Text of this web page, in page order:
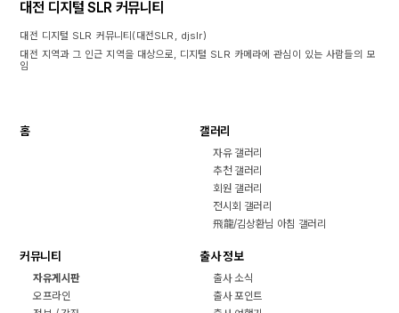
대전 디지털 SLR 커뮤니티
대전 디지털 SLR 커뮤니티(대전SLR, djslr)
대전 지역과 그 인근 지역을 대상으로, 디지털 SLR 카메라에 관심이 있는 사람들의 모
임
홈 갤러리
자유 갤러리
추천 갤러리
회원 갤러리
전시회 갤러리
飛龍/김상환님 아침 갤러리
커뮤니티
자유게시판
오프라인
출사 정보
출사 소식
출사 포인트